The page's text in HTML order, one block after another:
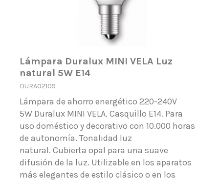
Lámpara Duralux MINI VELA Luz
natural 5W E14
DURA02109
Lámpara de ahorro energético 220-240V
5W Duralux MINI VELA. Casquillo E14. Para
uso doméstico y decorativo con 10.000 horas
de autonomía. Tonalidad luz
natural. Cubierta opal para una suave
difusión de la luz. Utilizable en los aparatos
más elegantes de estilo clásico o en los